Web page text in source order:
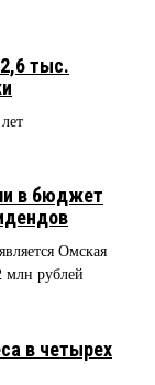
тыс.
в бюджет
Омская
млн рублей
в четырех